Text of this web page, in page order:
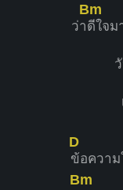
ว่า
Bm
ดีใจม
D
ข้อความ
Bm